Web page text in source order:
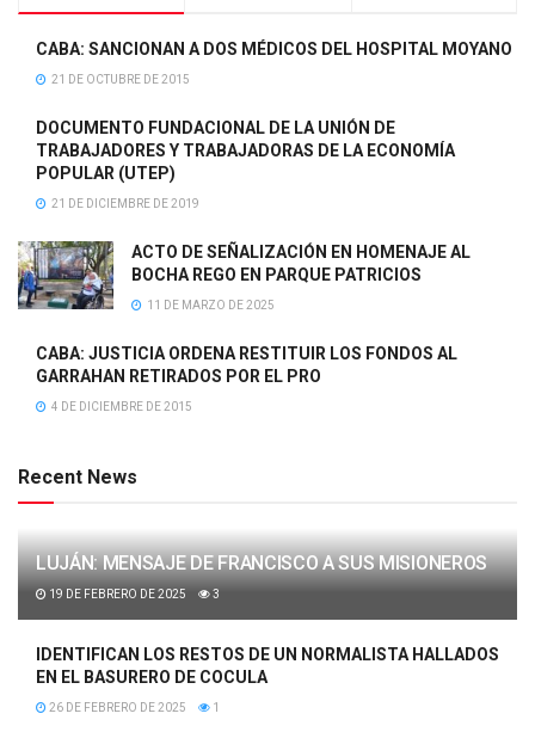
CABA: SANCIONAN A DOS MÉDICOS DEL HOSPITAL MOYANO
21 DE OCTUBRE DE 2015
DOCUMENTO FUNDACIONAL DE LA UNIÓN DE
TRABAJADORES Y TRABAJADORAS DE LA ECONOMÍA
POPULAR (UTEP)
21 DE DICIEMBRE DE 2019
ACTO DE SEÑALIZACIÓN EN HOMENAJE AL
BOCHA REGO EN PARQUE PATRICIOS
11 DE MARZO DE 2025
CABA: JUSTICIA ORDENA RESTITUIR LOS FONDOS AL
GARRAHAN RETIRADOS POR EL PRO
4 DE DICIEMBRE DE 2015
Recent News
LUJÁN: MENSAJE DE FRANCISCO A SUS MISIONEROS
19 DE FEBRERO DE 2025 3
IDENTIFICAN LOS RESTOS DE UN NORMALISTA HALLADOS
EN EL BASURERO DE COCULA
26 DE FEBRERO DE 2025 1